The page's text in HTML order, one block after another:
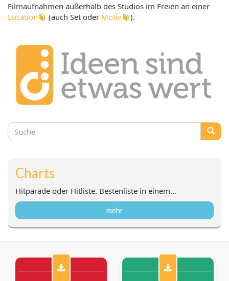
Filmaufnahmen außerhalb des Studios im Freien an einer
Location
(auch Set oder Motiv ).
Suchformular
Charts
Hitparade oder Hitliste. Bestenliste in einem...
mehr